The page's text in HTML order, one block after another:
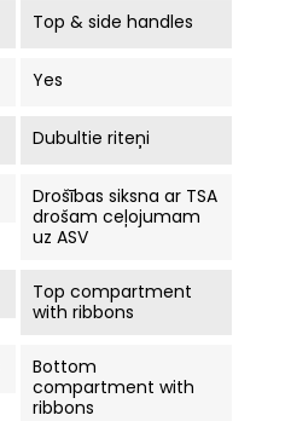
Top & side handles
Yes
Dubultie riteņi
Drošības siksna ar TSA
drošam ceļojumam
uz ASV
Top compartment
with ribbons
Bottom
compartment with
ribbons